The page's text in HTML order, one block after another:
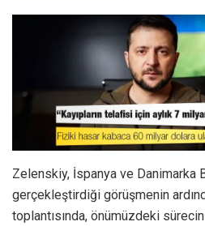
Zelenskiy, İspanya ve Danimarka
gerçekleştirdiği görüşmenin
toplantısında, önümüzdeki